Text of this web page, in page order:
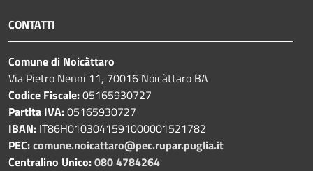
CONTATTI
Comune di Noicàttaro
Via Pietro Nenni 11, 70016 Noicàttaro BA
Codice Fiscale:05165930727
Partita IVA:05165930727
IBAN: IT86H0103041591000001521782
PEC:comune.noicattaro@pec.rupar.puglia.it
Centralino Unico:080 4784264